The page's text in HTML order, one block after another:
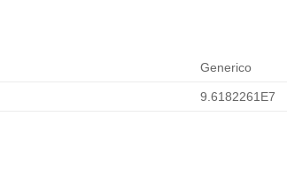
Generico
9.6182261E7